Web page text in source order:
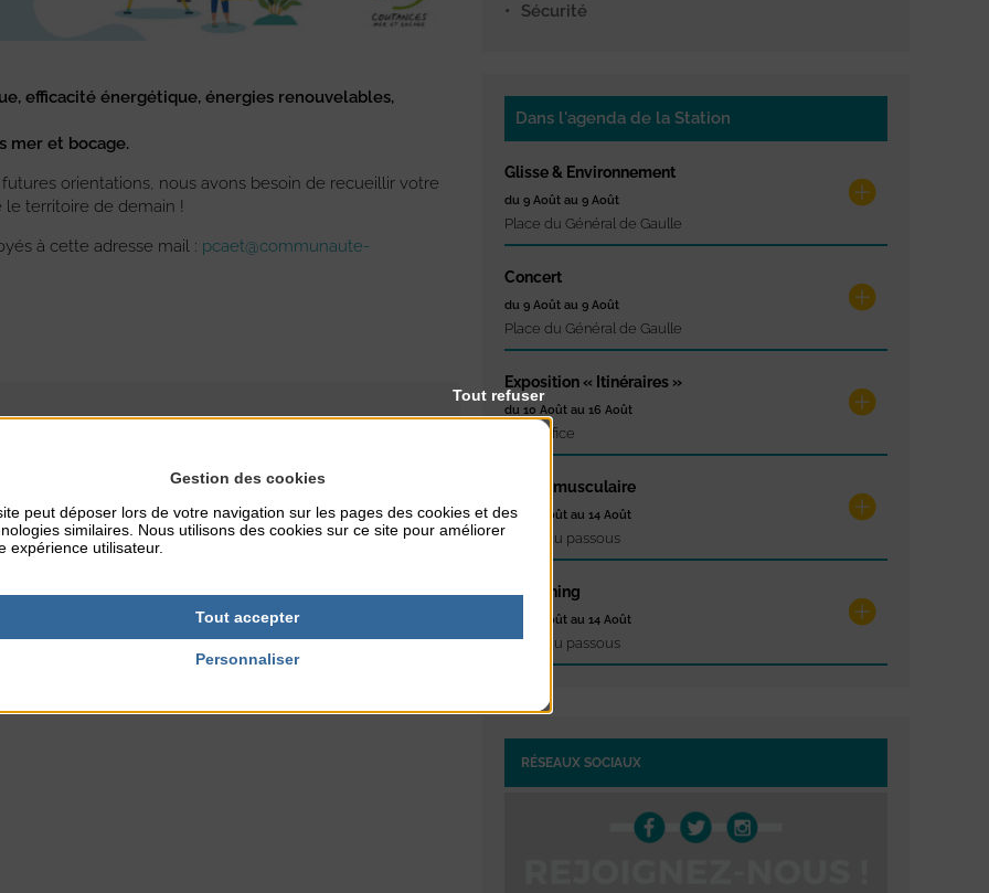
efficacité énergétique, énergies renouvelables,
mer et bocage.
orientations, nous avons besoin de recueillir votre
territoire de demain !
à cette adresse mail : pcaet@communaute-
Sécurité
Dans l'agenda de la Station
Glisse & Environnement
du 9 Août au 9 Août
Place du Général de Gaulle
Concert
du 9 Août au 9 Août
Place du Général de Gaulle
Exposition « Itinéraires »
du 10 Août au 16 Août
Petit Office
Réveil musculaire
du 10 Août au 14 Août
Plage du passous
Stretching
du 10 Août au 14 Août
Plage du passous
RÉSEAUX SOCIAUX
Gestion des cookies
peut déposer lors de votre navigation sur les pages des cookies et des
similaires. Nous utilisons des cookies sur ce site pour améliorer
expérience utilisateur.
Tout accepter
Tout refuser
Personnaliser